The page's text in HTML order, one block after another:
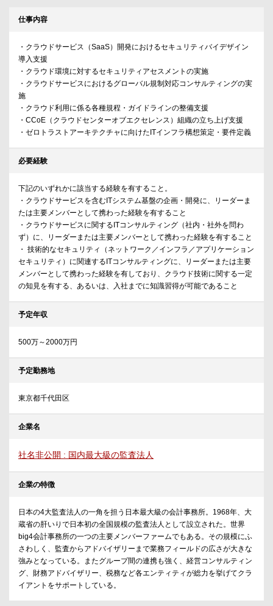
仕事内容
・クラウドサービス（SaaS）開発におけるセキュリティバイデザイン
導入支援
・クラウド環境に対するセキュリティアセスメントの実施
・クラウドサービスにおけるグローバル規制対応コンサルティングの実
施
・クラウド利用に係る各種規程・ガイドラインの整備支援
・CCoE（クラウドセンターオブエクセレンス）組織の立ち上げ支援
・ゼロトラストアーキテクチャに向けたITインフラ構想策定・要件定義
必要経験
下記のいずれかに該当する経験を有すること。
・クラウドサービスを含むITシステム基盤の企画・開発に、リーダーま
たは主要メンバーとして携わった経験を有すること
・クラウドサービスに関するITコンサルティング（社内・社外を問わ
ず）に、リーダーまたは主要メンバーとして携わった経験を有すること
・ 技術的なセキュリティ（ネットワーク／インフラ／アプリケーション
セキュリティ）に関連するITコンサルティングに、リーダーまたは主要
メンバーとして携わった経験を有しており、クラウド技術に関する一定
の知見を有する、あるいは、入社までに知識習得が可能であること
予定年収
500万～2000万円
予定勤務地
東京都千代田区
企業名
社名非公開 : 国内最大級の監査法人
企業の特徴
日本の4大監査法人の一角を担う日本最大級の会計事務所。1968年、大
蔵省の肝いりで日本初の全国規模の監査法人として設立された。世界
big4会計事務所の一つの主要メンバーファームでもある。その規模にふ
さわしく、監査からアドバイザリーまで業務フィールドの広さが大きな
強みとなっている。またグループ間の連携も強く、経営コンサルティン
グ、財務アドバイザリー、税務など各エンティティが総力を挙げてクラ
イアントをサポートしている。